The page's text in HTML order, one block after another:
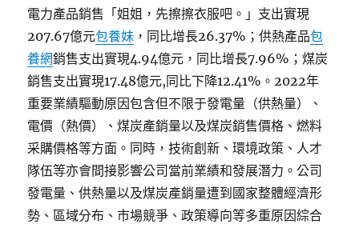
電力產品銷售「姐姐，先擦擦衣服吧。」支出實現
207.67億元包養妹 ，同比增長26.37%；供熱產品包
養網銷售支出實現4.94億元，同比增長7.96%；煤炭
銷售支出實現17.48億元,同比下降12.41%。2022年
重要業績驅動原因包含但不限于發電量（供熱量）、
電價（熱價）、煤炭產銷量以及煤炭銷售價格、燃料
采購價格等方面。同時，技術創新、環境政策、人才
隊伍等亦會間接影響公司當前業績和發展潛力。公司
發電量、供熱量以及煤炭產銷量遭到國家整體經濟形
勢、區域分布、市場競爭、政策導向等多重原因綜合